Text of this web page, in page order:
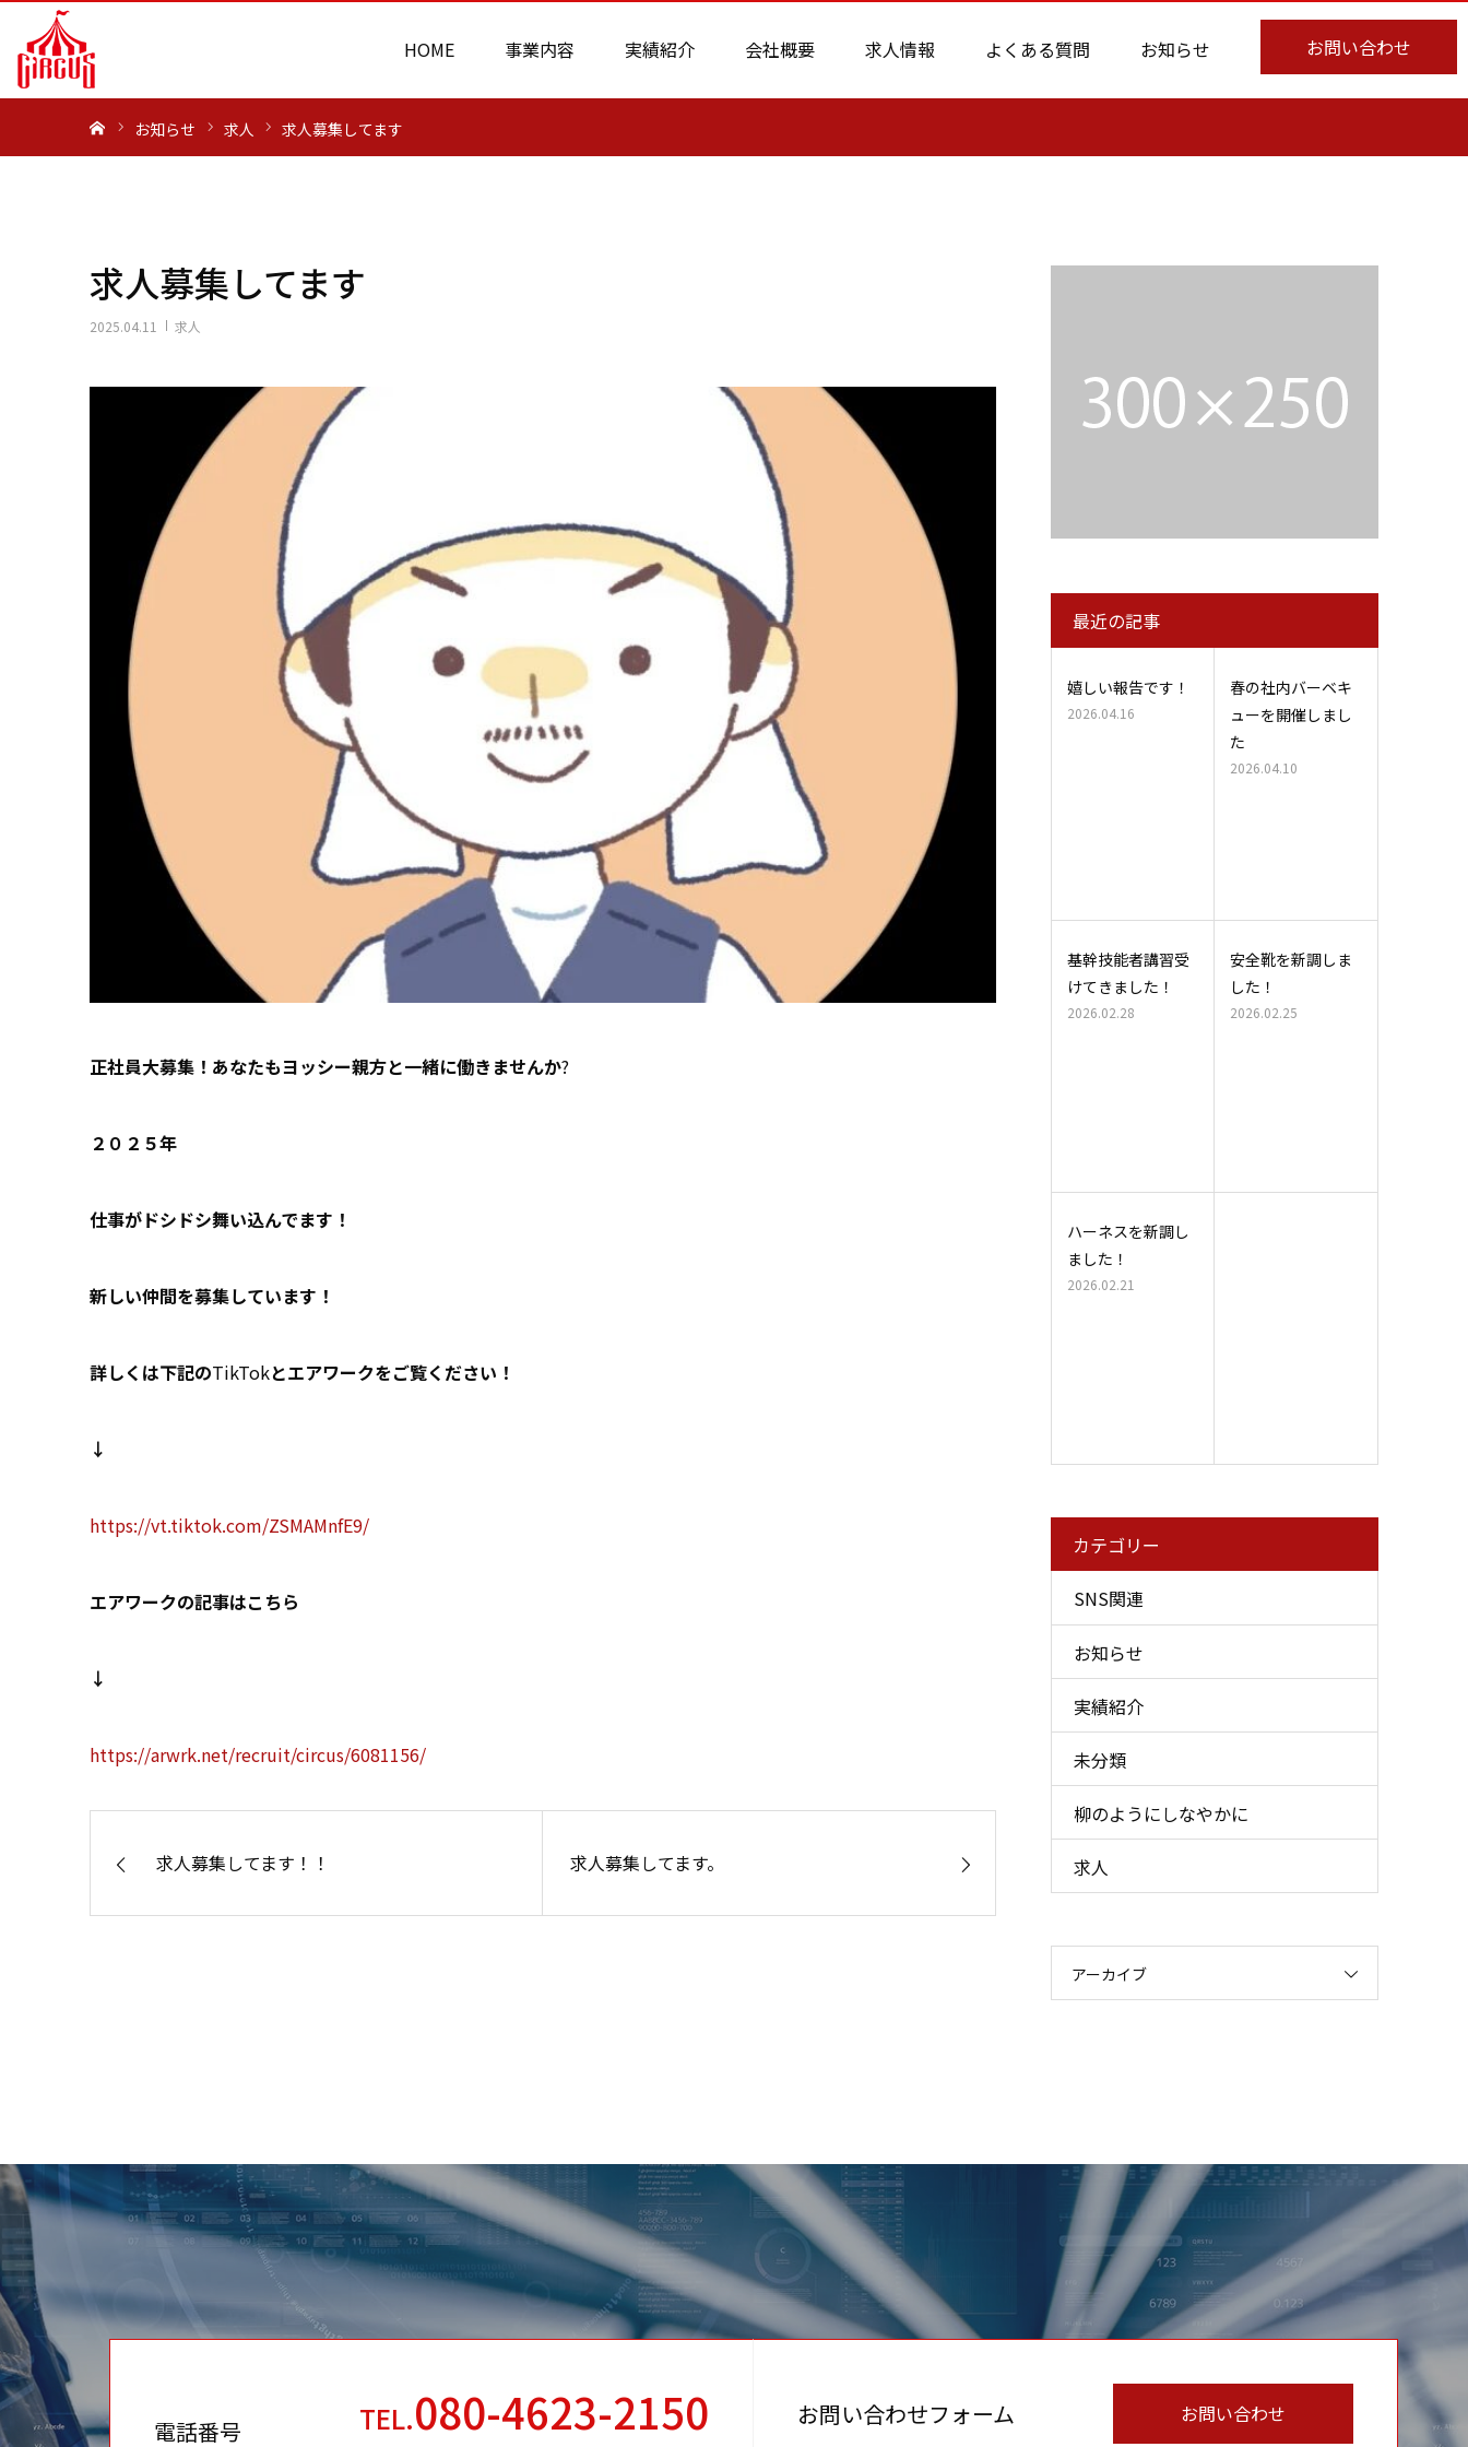
お問い合わせ
HOME 事業内容 実績紹介 会社概要 求人情報 よくある質問 お知らせ
お知らせ 求人 求人募集してます
求人募集してます
2025.04.11 求人
正社員大募集！あなたもヨッシー親方と一緒に働きませんか?
２０２５年
仕事がドシドシ舞い込んでます！
新しい仲間を募集しています！
詳しくは下記のTikTokとエアワークをご覧ください！
↓
https://vt.tiktok.com/ZSMAMnfE9/
エアワークの記事はこちら
↓
https://arwrk.net/recruit/circus/6081156/
求人募集してます！！ 求人募集してます。
最近の記事
嬉しい報告です！
2026.04.16
春の社内バーベキ
ューを開催しまし
た
2026.04.10
基幹技能者講習受
けてきました！
2026.02.28
安全靴を新調しま
した！
2026.02.25
ハーネスを新調し
ました！
2026.02.21
カテゴリー
SNS関連
お知らせ
実績紹介
未分類
柳のようにしなやかに
求人
アーカイブ
電話番号 TEL.080-4623-2150 お問い合わせフォーム お問い合わせ